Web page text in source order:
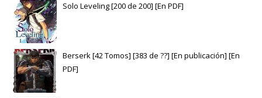
Solo Leveling [200 de 200] [En PDF]
Berserk [42 Tomos] [383 de ??] [En publicación] [En
PDF]